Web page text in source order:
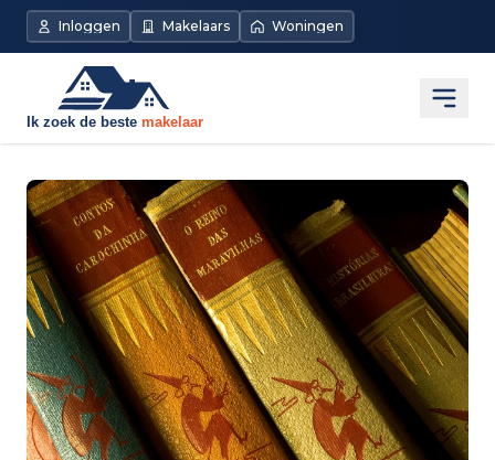
Inloggen Makelaars Woningen